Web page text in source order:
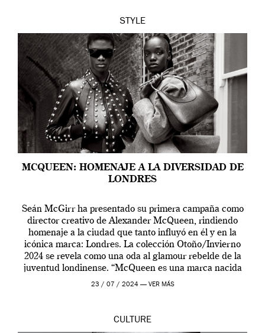
STYLE
MCQUEEN: HOMENAJE A LA DIVERSIDAD DE
LONDRES
Seán McGirr ha presentado su primera campaña como
director creativo de Alexander McQueen, rindiendo
homenaje a la ciudad que tanto influyó en él y en la
icónica marca: Londres. La colección Otoño/Invierno
2024 se revela como una oda al glamour rebelde de la
juventud londinense. “McQueen es una marca nacida
en Londres y siempre ha […]
23 / 07 / 2024 — VER MÁS
CULTURE